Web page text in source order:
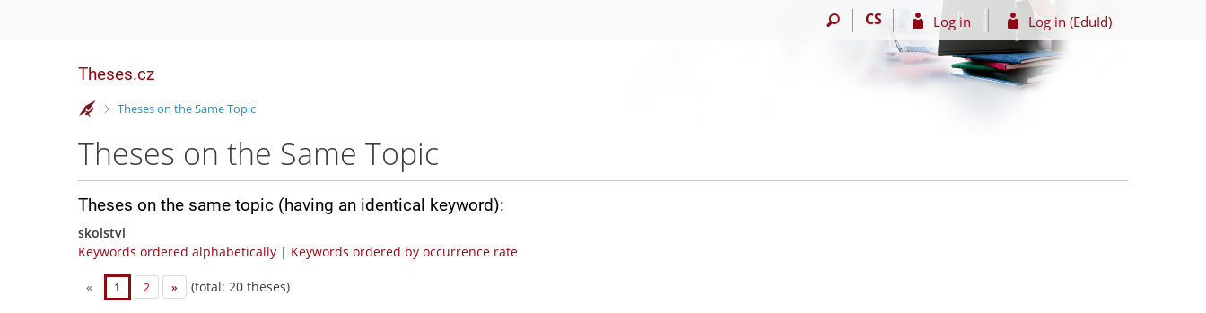
CS Log in Log in (EduId)
Theses.cz
>
Theses on the Same Topic
Theses on the Same Topic
Theses on the same topic (having an identical keyword):
skolstvi
Keywords ordered alphabetically | Keywords ordered by occurrence rate
« 1 2 » (total: 20 theses)